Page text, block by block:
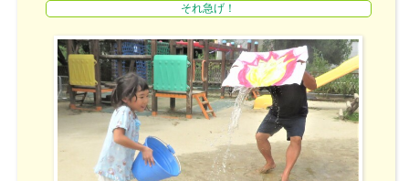
それ急げ！